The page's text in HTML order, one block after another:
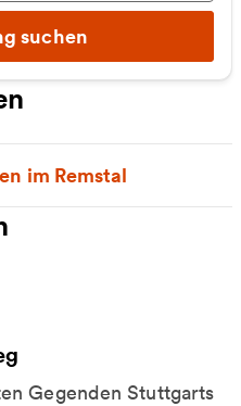
suchen
im Remstal
Gegenden Stuttgarts
Rundwanderweg